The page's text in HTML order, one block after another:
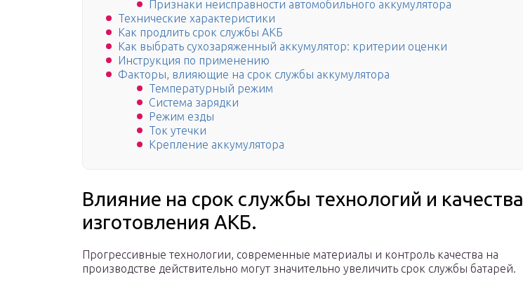
Признаки неисправности автомобильного аккумулятора
Технические характеристики
Как продлить срок службы АКБ
Как выбрать сухозаряженный аккумулятор: критерии оценки
Инструкция по применению
Факторы, влияющие на срок службы аккумулятора
Температурный режим
Система зарядки
Режим езды
Ток утечки
Крепление аккумулятора
Влияние на срок службы технологий и качества
изготовления АКБ.
Прогрессивные технологии, современные материалы и контроль качества на
производстве действительно могут значительно увеличить срок службы батарей.